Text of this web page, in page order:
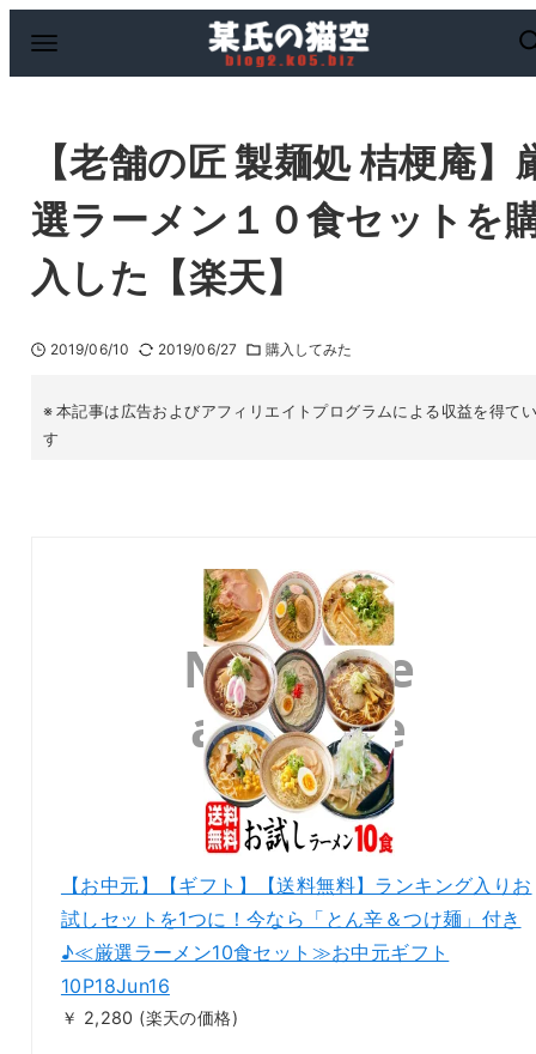
【老舗の匠 製麺処 桔梗庵】
選ラーメン１０食セットを
入した【楽天】
2019/06/10 2019/06/27 購入してみた
本記事は広告およびアフィリエイトプログラムによる収益を得て
す
【お中元】【ギフト】【送料無料】ランキング入りお
試しセットを1つに！今なら「とん辛＆つけ麺」付き
♪≪厳選ラーメン10食セット≫お中元ギフト
10P18Jun16
￥ 2,280 (楽天の価格)